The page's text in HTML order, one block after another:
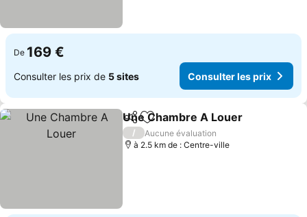
De 169 €
Consulter les prix de 5 sites Consulter les prix
PartagerAjouter à mes favoris
Une Chambre A Louer
/
Aucune évaluation
à 2.5 km de : Centre-ville